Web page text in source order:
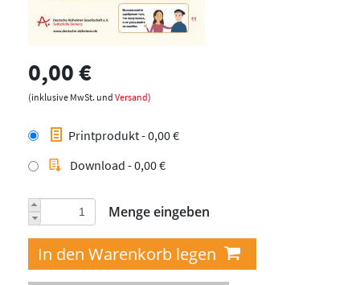
0,00 €
(inklusive MwSt. und Versand)
Printprodukt - 0,00 €
Download - 0,00 €
Menge eingeben